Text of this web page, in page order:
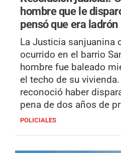
hombre que le
pensó que era ladrón
La Justicia sanjuanina
ocurrido en el barrio
hombre fue baleado
el techo de su
reconoció haber
pena de dos años de
POLICIALES